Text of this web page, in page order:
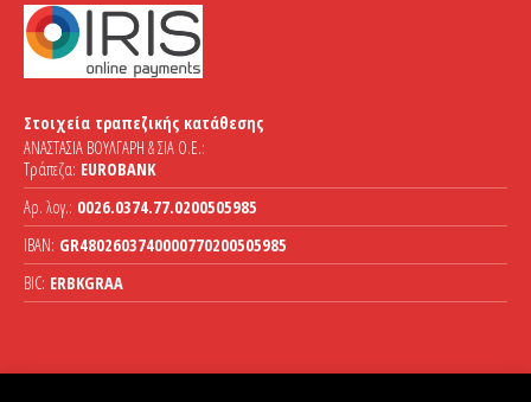
Στοιχεία τραπεζικής κατάθεσης
ΑΝΑΣΤΑΣΙΑ ΒΟΥΛΓΑΡΗ & ΣΙΑ Ο.Ε.:
Τράπεζα: EUROBANK
Αρ. λογ.: 0026.0374.77.0200505985
IBAN: GR4802603740000770200505985
BIC: ERBKGRAA